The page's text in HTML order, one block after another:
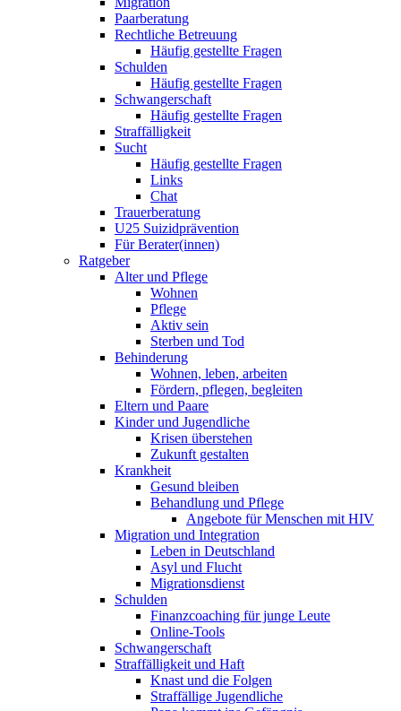
Paarberatung
Rechtliche Betreuung
Häufig gestellte Fragen
Schulden
Häufig gestellte Fragen
Schwangerschaft
Häufig gestellte Fragen
Straffälligkeit
Sucht
Häufig gestellte Fragen
Links
Chat
Trauerberatung
U25 Suizidprävention
Für Berater(innen)
Ratgeber
Alter und Pflege
Wohnen
Pflege
Aktiv sein
Sterben und Tod
Behinderung
Wohnen, leben, arbeiten
Fördern, pflegen, begleiten
Eltern und Paare
Kinder und Jugendliche
Krisen überstehen
Zukunft gestalten
Krankheit
Gesund bleiben
Behandlung und Pflege
Angebote für Menschen mit HIV
Migration und Integration
Leben in Deutschland
Asyl und Flucht
Migrationsdienst
Schulden
Finanzcoaching für junge Leute
Online-Tools
Schwangerschaft
Straffälligkeit und Haft
Knast und die Folgen
Straffällige Jugendliche